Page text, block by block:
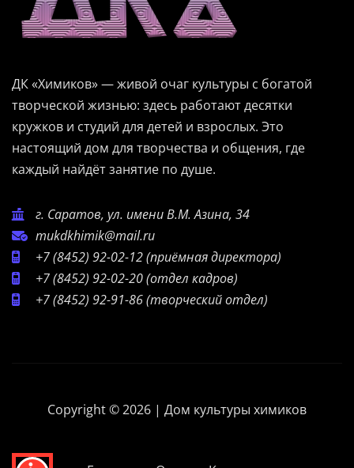
ДК «Химиков» — живой очаг культуры с богатой
творческой жизнью: здесь работают десятки
кружков и студий для детей и взрослых. Это
настоящий дом для творчества и общения, где
каждый найдёт занятие по душе.
г. Саратов, ул. имени В.М. Азина, 34
mukdkhimik@mail.ru
+7 (8452) 92-02-12(приёмная директора)
+7 (8452) 92-02-20(отдел кадров)
+7 (8452) 92-91-86(творческий отдел)
Copyright © 2026 | Дом культуры химиков